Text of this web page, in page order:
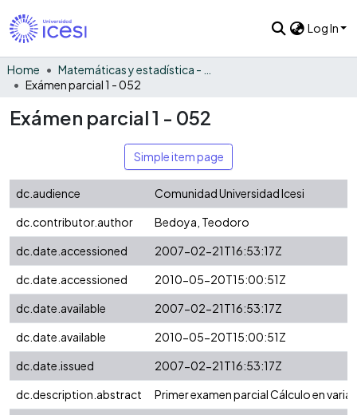
Log In
Home
Exámen parcial 1 - 052
Exámen parcial 1 - 052
Simple item page
dc.audience
Comunidad Universidad Icesi
dc.contributor.author
Bedoya, Teodoro
dc.date.accessioned
2007-02-21T16:53:17Z
dc.date.accessioned
2010-05-20T15:00:51Z
dc.date.available
2007-02-21T16:53:17Z
dc.date.available
2010-05-20T15:00:51Z
dc.date.issued
2007-02-21T16:53:17Z
dc.description.abstract
Primer examen parcial Cálculo en